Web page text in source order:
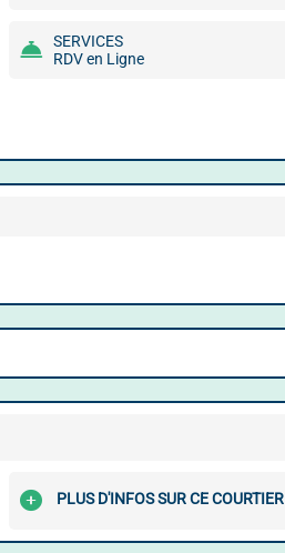
SERVICES
RDV en Ligne
PLUS D'INFOS SUR CE COURTIER